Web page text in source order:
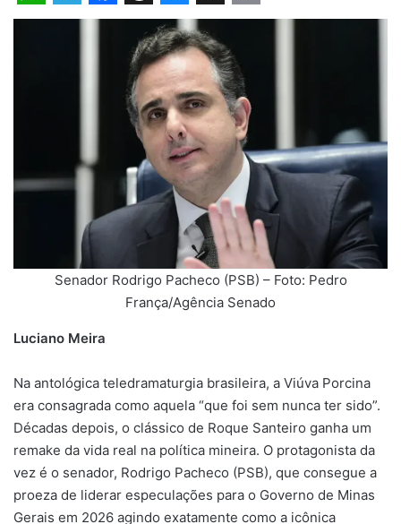
W
p
T
a
F
o
k
T
h
r
e
a
d
s
B
l
u
e
s
k
y
X C
o
p
y
L
i
n
k
Senador Rodrigo Pacheco (PSB) – Foto: Pedro
França/Agência Senado
Luciano Meira
Na antológica teledramaturgia brasileira, a Viúva Porcina
era consagrada como aquela “que foi sem nunca ter sido”.
Décadas depois, o clássico de Roque Santeiro ganha um
remake da vida real na política mineira. O protagonista da
vez é o senador, Rodrigo Pacheco (PSB), que consegue a
proeza de liderar especulações para o Governo de Minas
Gerais em 2026 agindo exatamente como a icônica